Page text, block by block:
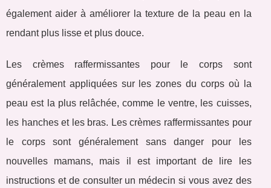
également aider à améliorer la texture de la peau en la
rendant plus lisse et plus douce.
Les crèmes raffermissantes pour le corps sont
généralement appliquées sur les zones du corps où la
peau est la plus relâchée, comme le ventre, les cuisses,
les hanches et les bras. Les crèmes raffermissantes pour
le corps sont généralement sans danger pour les
nouvelles mamans, mais il est important de lire les
instructions et de consulter un médecin si vous avez des